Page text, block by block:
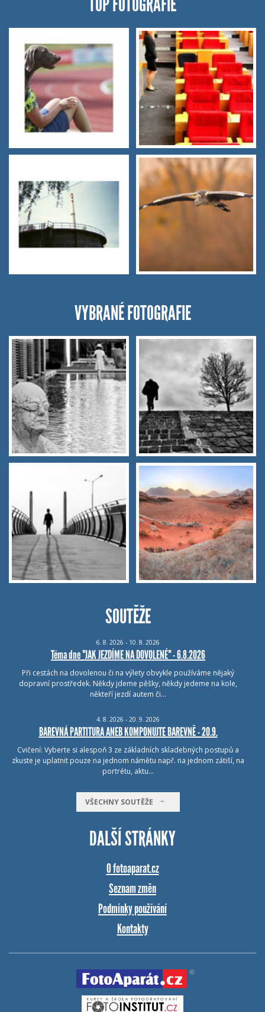
VYBRANÉ FOTOGRAFIE
SOUTĚŽE
6. 8. 2026 - 10. 8. 2026
Téma dne "JAK JEZDÍME NA DOVOLENÉ" - 6.8.2026
Při cestách na dovolenou či na výlety obvykle používáme nějaký
dopravní prostředek. Někdy jdeme pěšky, někdy jedeme na kole,
někteří jezdí autem či…
4. 8. 2026 - 20. 9. 2026
BAREVNÁ PARTITURA ANEB KOMPONUJTE BAREVNĚ - 20.9.
Cvičení: Vyberte si alespoň 3 ze základních skladebných postupů a
zkuste je uplatnit pouze na jednom námětu např. na jednom zátiší, na
portrétu, aktu…
VŠECHNY SOUTĚŽE
DALŠÍ STRÁNKY
O fotoaparat.cz
Seznam změn
Podmínky používání
Kontakty